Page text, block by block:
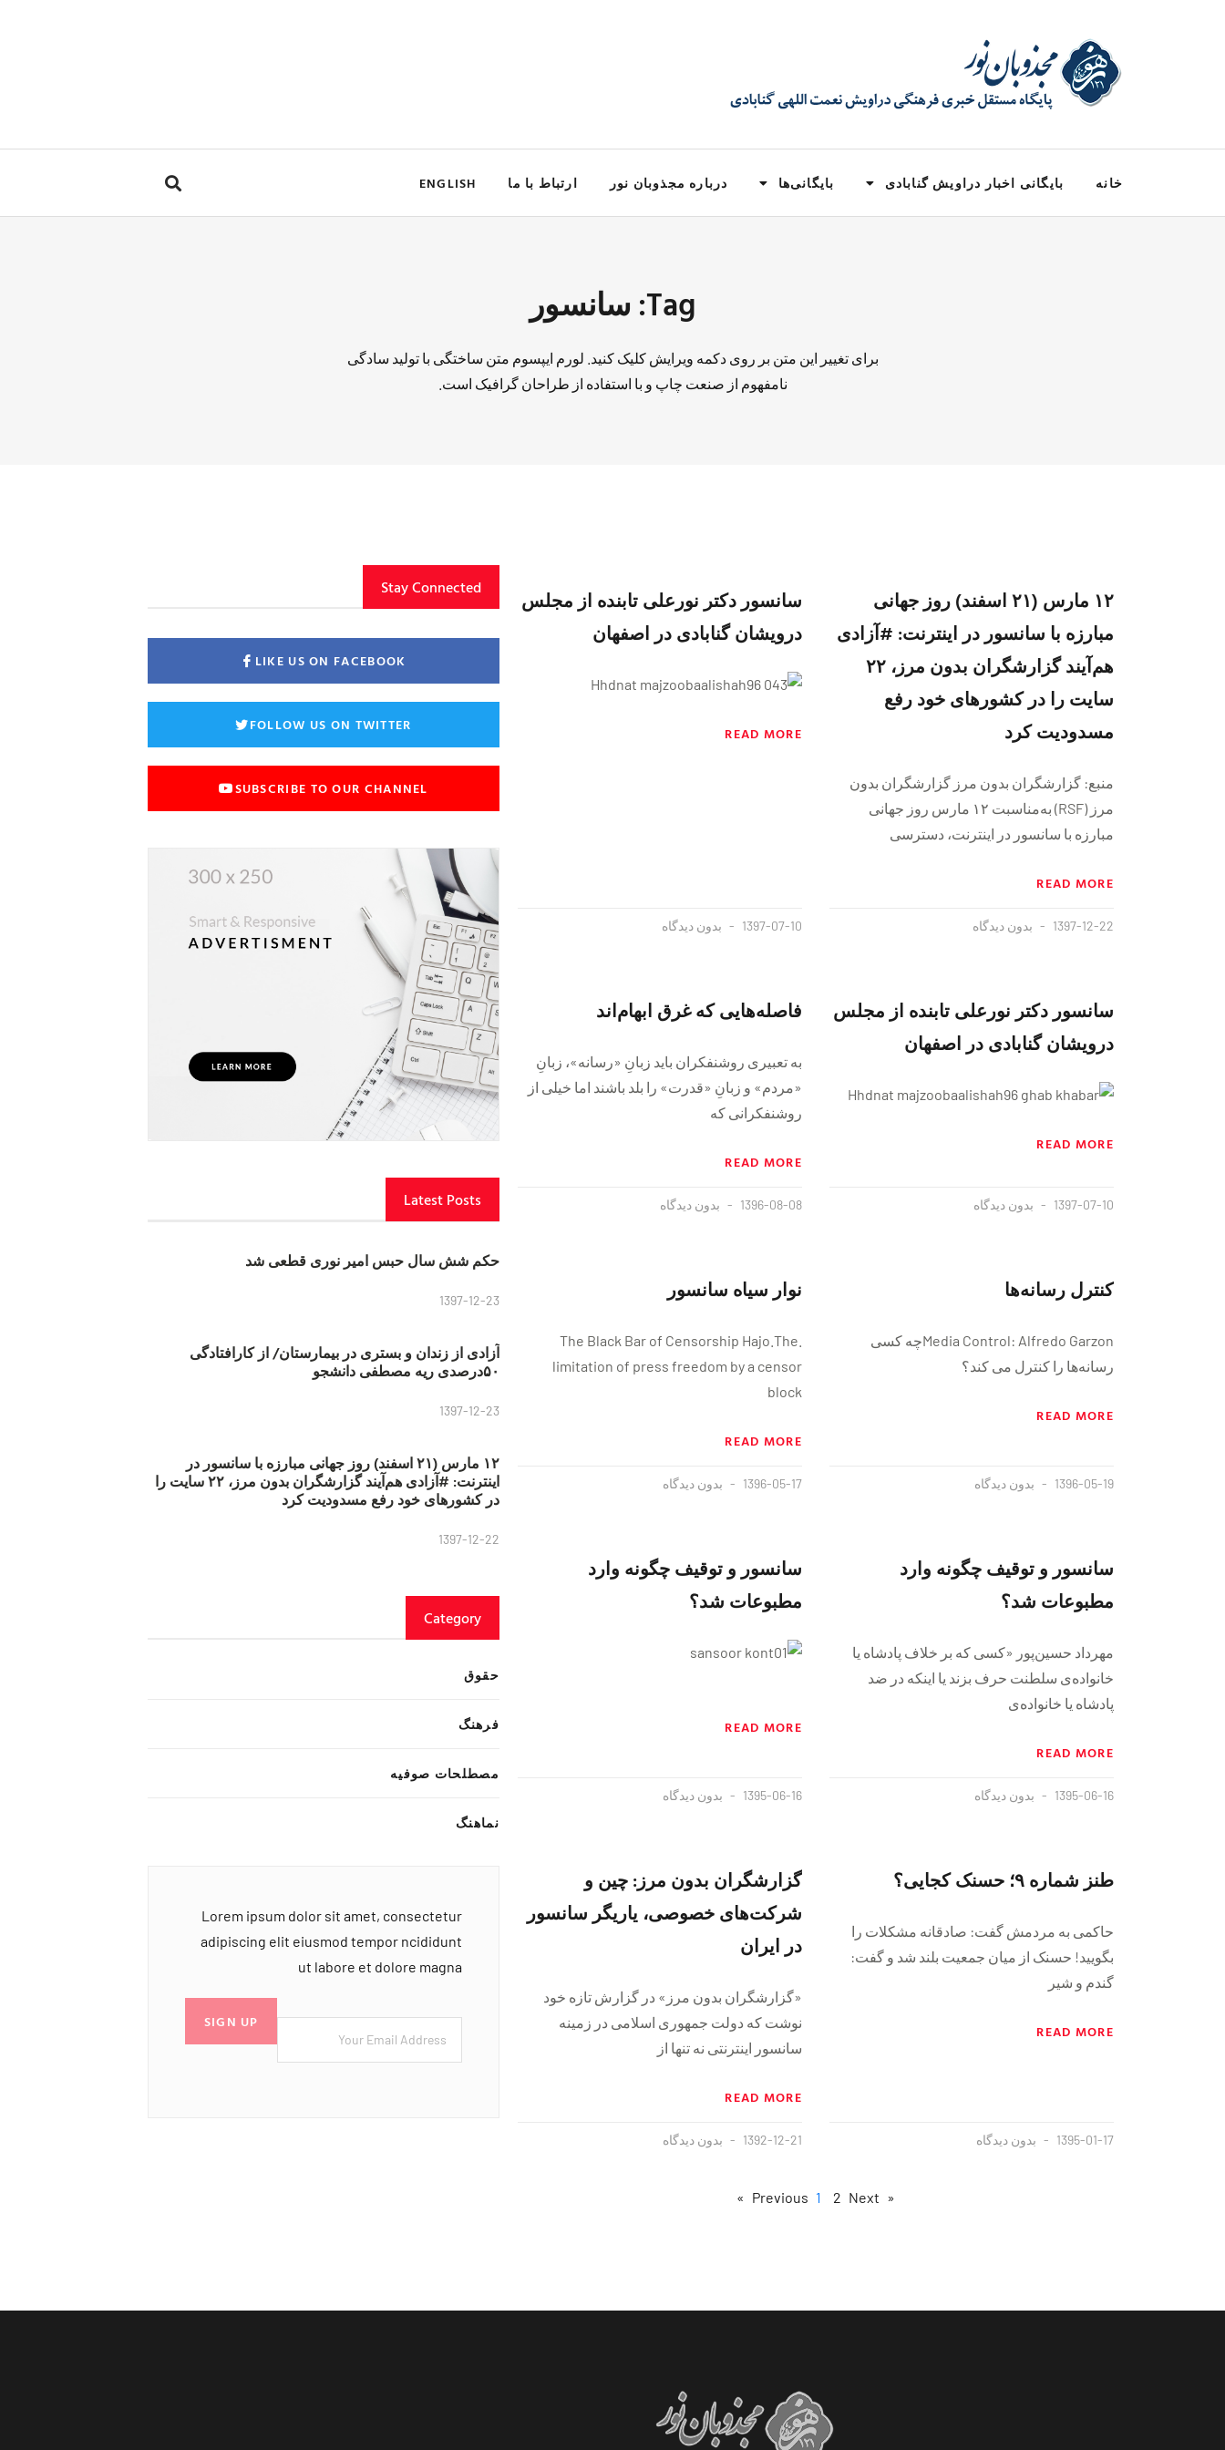
خانه بایگانی اخبار دراویش گنابادی بایگانی‌ها درباره مجذوبان نور ارتباط با ما ENGLISH
Tag: سانسور
برای تغییر این متن بر روی دکمه ویرایش کلیک کنید. لورم ایپسوم متن ساختگی با تولید سادگی
نامفهوم از صنعت چاپ و با استفاده از طراحان گرافیک است.
۱۲ مارس (۲۱ اسفند) روز جهانی
مبارزه با سانسور در اینترنت: #آزادی
هم‌آیند گزارشگران‌ بدون مرز، ۲۲
سایت را در کشورهای خود رفع
مسدودیت کرد
منبع: گزارشگران بدون مرز گزارشگران بدون
مرز (RSF) به‌مناسبت ۱۲ مارس روز جهانی
مبارزه با سانسور در اینترنت، دسترسی
READ MORE
1397-12-22 بدون دیدگاه
سانسور دکتر نورعلی تابنده از مجلس
درویشان گنابادی در اصفهان
READ MORE
1397-07-10 بدون دیدگاه
سانسور دکتر نورعلی تابنده از مجلس
درویشان گنابادی در اصفهان
READ MORE
1397-07-10 بدون دیدگاه
فاصله‌هایی که غرق ابهام‌اند
به تعبیری روشنفکران باید زبانِ «رسانه»، زبانِ
«مردم» و زبانِ «قدرت» را بلد باشند اما خیلی از
روشنفکرانی که
READ MORE
1396-08-08 بدون دیدگاه
کنترل رسانه‌ها
Media Control: Alfredo Garzonچه کسی
رسانه‌ها را کنترل می کند؟
READ MORE
1396-05-19 بدون دیدگاه
نوار سیاه سانسور
.The Black Bar of Censorship Hajo.The
limitation of press freedom by a censor
block
READ MORE
1396-05-17 بدون دیدگاه
سانسور و توقیف چگونه وارد
مطبوعات شد؟
مهرداد حسین‌پور ‌«کسی که بر خلاف پادشاه یا
خانواده‌ی سلطنت حرف بزند یا اینکه در ضد
پادشاه یا خانواده‌ی
READ MORE
1395-06-16 بدون دیدگاه
سانسور و توقیف چگونه وارد
مطبوعات شد؟
READ MORE
1395-06-16 بدون دیدگاه
طنز شماره ۹؛ حسنک کجایی؟
ﺣﺎﮐﻤﯽ ﺑﻪ ﻣﺮﺩﻣﺶ ﮔﻔﺖ: ﺻﺎﺩﻗﺎﻧﻪ ﻣﺸﮑﻼﺕ ﺭﺍ
ﺑﮕﻮﯾﯿﺪ! ﺣﺴﻨﮏ ﺍﺯ ﻣﯿﺎﻥ ﺟﻤﻌﯿﺖ ﺑﻠﻨﺪ ﺷﺪ ﻭ ﮔﻔﺖ:
ﮔﻨﺪﻡ ﻭ ﺷﯿﺮ
READ MORE
1395-01-17 بدون دیدگاه
گزارشگران بدون مرز: چین و
شرکت‌های خصوصی، یاریگر سانسور
در ایران
«گزارشگران بدون مرز» در گزارش تازه خود
نوشت که دولت جمهوری اسلامی در زمینه
سانسور اینترنتی نه تنها از
READ MORE
1392-12-21 بدون دیدگاه
« Previous
1 2 Next »
Stay Connected
LIKE US ON FACEBOOK
FOLLOW US ON TWITTER
SUBSCRIBE TO OUR CHANNEL
Latest Posts
حکم شش سال حبس امیر نوری قطعی شد
1397-12-23
آزادی از زندان و بستری در بیمارستان/ از کارافتادگی
۵۰درصدی ریه مصطفی دانشجو
1397-12-23
۱۲ مارس (۲۱ اسفند) روز جهانی مبارزه با سانسور در
اینترنت: #آزادی هم‌آیند گزارشگران‌ بدون مرز، ۲۲ سایت را
در کشورهای خود رفع مسدودیت کرد
1397-12-22
Category
حقوق
فرهنگ
مصطلحات صوفیه
نماهنگ
Lorem ipsum dolor sit amet, consectetur
adipiscing elit eiusmod tempor ncididunt
ut labore et dolore magna
SIGN UP